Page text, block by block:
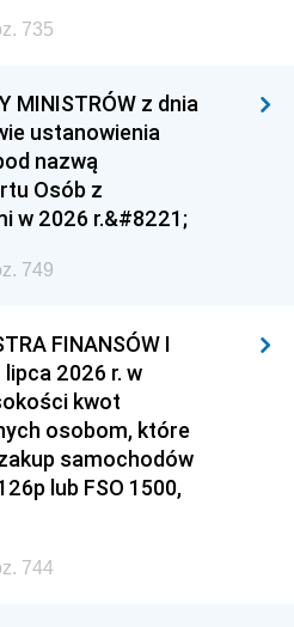
735
MINISTRÓW z dnia
ustanowienia
nazwą
Osób z
w 2026 r.&#8221;
749
FINANSÓW I
lipca 2026 r. w
kwot
osobom, które
samochodów
lub FSO 1500,
744